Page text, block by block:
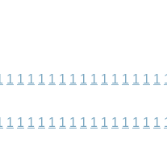
1 1 1 1 1 1 1 1 1 1 1 1 1 1 1
1 1 1 1 1 1 1 1 1 1 1 1 1 1 1